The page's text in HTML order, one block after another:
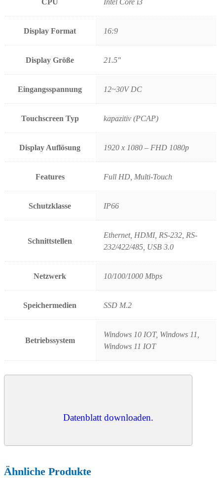
CPU Intel Core i3
Display Format 16:9
Display Größe 21.5"
Eingangsspannung 12~30V DC
Touchscreen Typ kapazitiv (PCAP)
Display Auflösung 1920 x 1080 – FHD 1080p
Features Full HD, Multi-Touch
Schutzklasse IP66
Schnittstellen
Ethernet, HDMI, RS-232, RS-
232/422/485, USB 3.0
Netzwerk 10/100/1000 Mbps
Speichermedien SSD M.2
Betriebssystem
Windows 10 IOT, Windows 11,
Windows 11 IOT
Datenblatt downloaden.
Ähnliche Produkte